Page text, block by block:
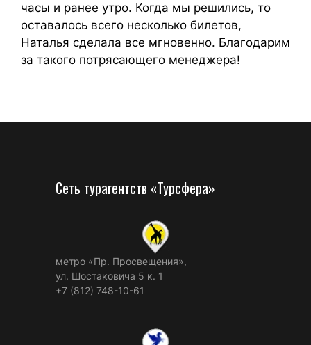
часы и ранее утро. Когда мы решились, то
оставалось всего несколько билетов,
Наталья сделала все мгновенно. Благодарим
за такого потрясающего менеджера!
Сеть турагентств «Турсфера»
метро «Пр. Просвещения»,
ул. Шостаковича 5 к. 1
+7 (812) 748-10-61